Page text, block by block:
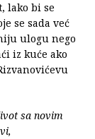
lako bi se
se sada već
ulogu nego
iz kuće ako
sa novim